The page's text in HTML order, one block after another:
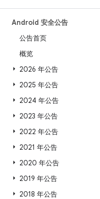
Android 安全公告
公告首页
概览
2026 年公告
2025 年公告
2024 年公告
2023 年公告
2022 年公告
2021 年公告
2020 年公告
2019 年公告
2018 年公告